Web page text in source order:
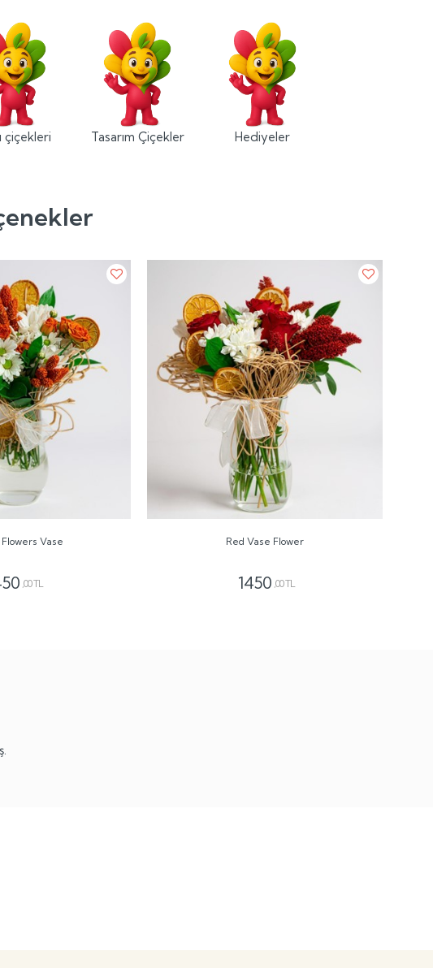
çiçekleri Tasarım Çiçekler Hediyeler
Vase
,00 TL
Red Vase Flower
1450 ,00 TL